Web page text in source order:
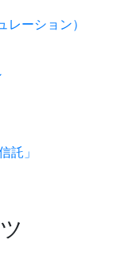
ーション）
託」